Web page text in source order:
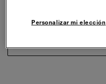
FILTRAR
Personalizar mi elección